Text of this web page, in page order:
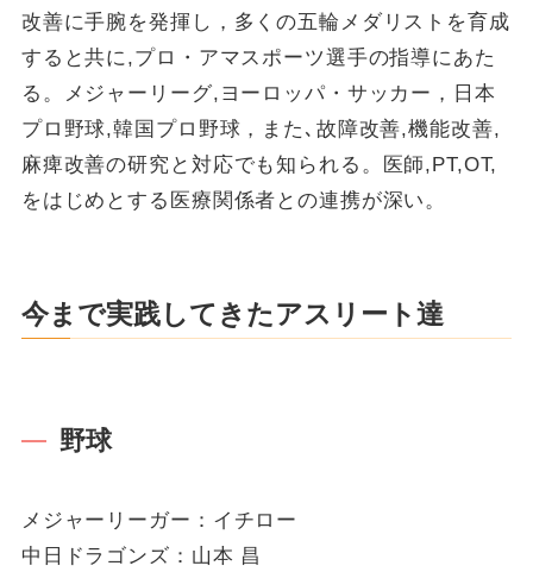
改善に手腕を発揮し，多くの五輪メダリストを育成
すると共に,プロ・アマスポーツ選手の指導にあた
る。メジャーリーグ,ヨーロッパ・サッカー，日本
プロ野球,韓国プロ野球，また､故障改善,機能改善,
麻痺改善の研究と対応でも知られる。医師,PT,OT,
をはじめとする医療関係者との連携が深い。
今まで実践してきたアスリート達
野球
メジャーリーガー：イチロー
中日ドラゴンズ：山本 昌